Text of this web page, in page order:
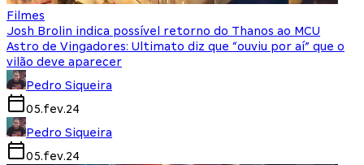
Filmes
Josh Brolin indica possível retorno do Thanos ao MCU
Astro de Vingadores: Ultimato diz que “ouviu por aí” que o
vilão deve aparecer
Pedro Siqueira
05.fev.24
Pedro Siqueira
05.fev.24